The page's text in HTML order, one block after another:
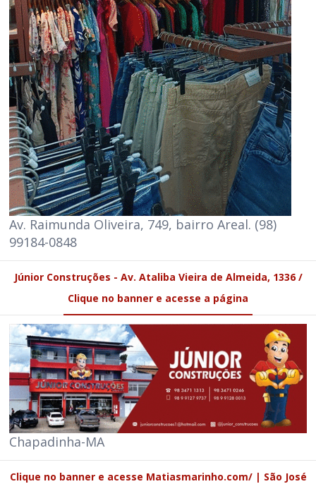
Av. Raimunda Oliveira, 749, bairro Areal. (98)
99184-0848
Júnior Construções - Av. Ataliba Vieira de Almeida, 1336 /
Clique no banner e acesse a página
Chapadinha-MA
Clique no banner e acesse Matiasmarinho.com/ | São José